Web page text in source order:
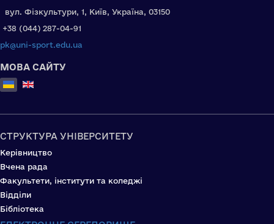
вул. Фізкультури, 1, Київ, Україна, 03150
+38 (044) 287-04-91
pk@uni-sport.edu.ua
МОВА САЙТУ
Оберіть свою мову
СТРУКТУРА УНІВЕРСИТЕТУ
Керівництво
Вчена рада
Факультети, інститути та коледжі
Відділи
Бібліотека